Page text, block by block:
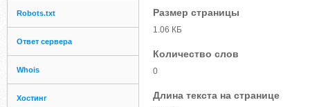
Robots.txt
Ответ сервера
Whois
Хостинг
Размер страницы
1.06 КБ
Количество слов
0
Длина текста на странице